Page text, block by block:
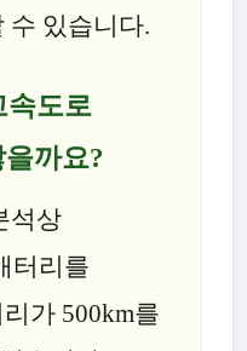
수 있습니다.
속도로
까요?
석상
터리를
가 500km를